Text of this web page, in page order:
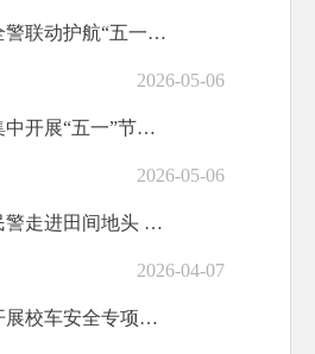
临夏县公安局全警联动护航“五一”期间社会治安大局持续平稳
2026-05-06
临夏县公安局集中开展“五一”节前社会治安清查行动
2026-05-06
临夏县公安局民警走进田间地头 筑牢农忙交通安全防线
2026-04-07
临夏县公安局开展校车安全专项检查